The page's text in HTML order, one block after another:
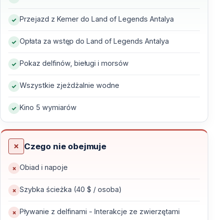
wypoczynku.
Dlaczego warto wybrać wycieczkę z Kemer?
Bezpośredni transfer z hoteli w Kemer zapewnia
komfort i oszczędność czasu — bez konieczności
samodzielnej organizacji dojazdu.
Bilet wstępu w cenie
Wstęp do Parku Wodnego Land of Legends z
cenę wycieczki — jedzenie i napoje nie są
uwzględnione.
Przejazd z Kemer do Land of Legends Antalya
Opłata za wstęp do Land of Legends Antalya
Pokaz delfinów, bieługi i morsów
Wszystkie zjeżdżalnie wodne
Kino 5 wymiarów
Czego nie obejmuje
Obiad i napoje
Szybka ścieżka (40 $ / osoba)
Pływanie z delfinami - Interakcje ze zwierzętami